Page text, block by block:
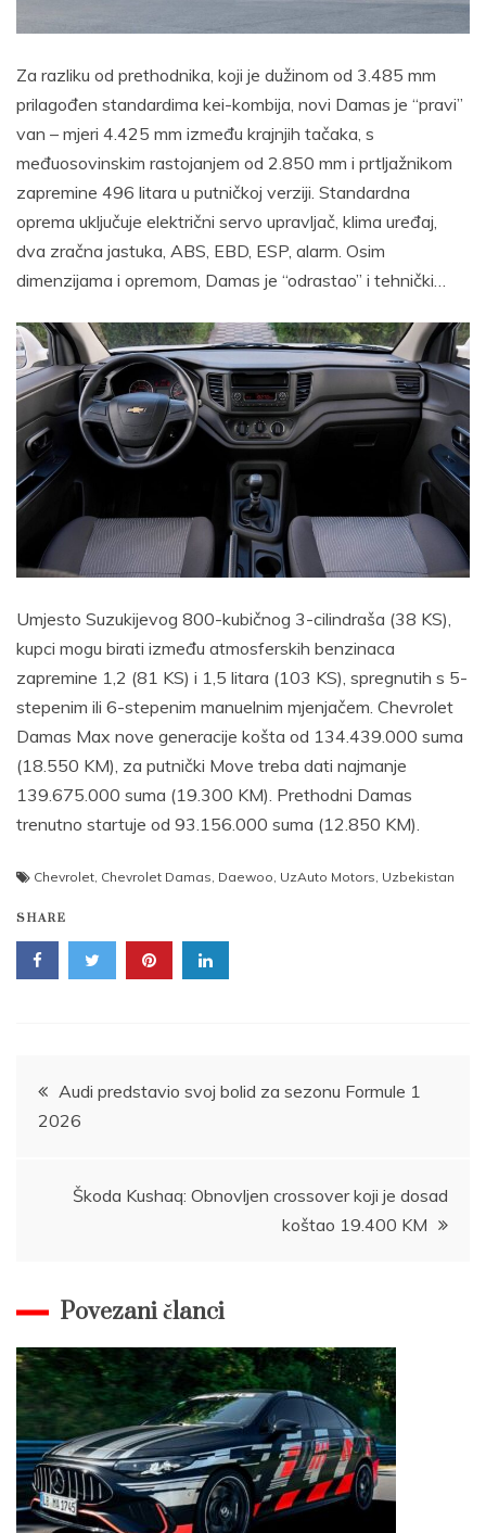
Za razliku od prethodnika, koji je dužinom od 3.485 mm
prilagođen standardima kei-kombija, novi Damas je “pravi”
van – mjeri 4.425 mm između krajnjih tačaka, s
međuosovinskim rastojanjem od 2.850 mm i prtljažnikom
zapremine 496 litara u putničkoj verziji. Standardna
oprema uključuje električni servo upravljač, klima uređaj,
dva zračna jastuka, ABS, EBD, ESP, alarm. Osim
dimenzijama i opremom, Damas je “odrastao” i tehnički…
Umjesto Suzukijevog 800-kubičnog 3-cilindraša (38 KS),
kupci mogu birati između atmosferskih benzinaca
zapremine 1,2 (81 KS) i 1,5 litara (103 KS), spregnutih s 5-
stepenim ili 6-stepenim manuelnim mjenjačem. Chevrolet
Damas Max nove generacije košta od 134.439.000 suma
(18.550 KM), za putnički Move treba dati najmanje
139.675.000 suma (19.300 KM). Prethodni Damas
trenutno startuje od 93.156.000 suma (12.850 KM).
Chevrolet, Chevrolet Damas, Daewoo, UzAuto Motors, Uzbekistan
SHARE
Post
navigation
Audi predstavio svoj bolid za sezonu Formule 1
2026
Škoda Kushaq: Obnovljen crossover koji je dosad
koštao 19.400 KM
Povezani članci